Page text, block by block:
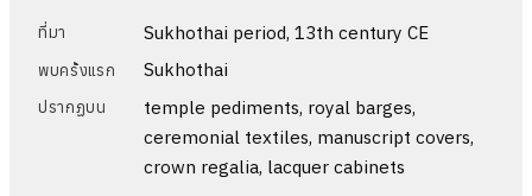
ที่มา Sukhothai period, 13th century CE
พบครั้งแรก Sukhothai
ปรากฏบน
temple pediments, royal barges,
ceremonial textiles, manuscript covers,
crown regalia, lacquer cabinets